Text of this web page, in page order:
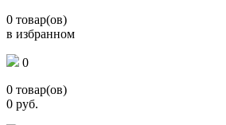
0 товар(ов)
в избранном
0
0 товар(ов)
0 руб.